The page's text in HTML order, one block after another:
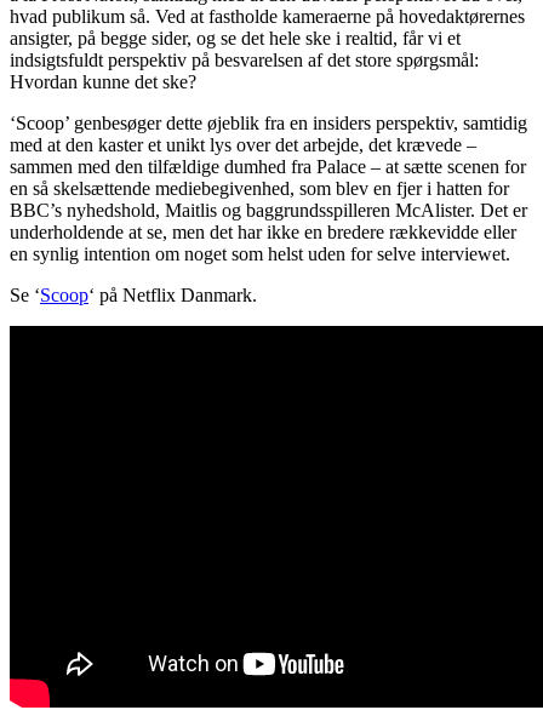
hvad publikum så. Ved at fastholde kameraerne på hovedaktørernes
ansigter, på begge sider, og se det hele ske i realtid, får vi et
indsigtsfuldt perspektiv på besvarelsen af det store spørgsmål:
Hvordan kunne det ske?
‘Scoop’ genbesøger dette øjeblik fra en insiders perspektiv, samtidig
med at den kaster et unikt lys over det arbejde, det krævede –
sammen med den tilfældige dumhed fra Palace – at sætte scenen for
en så skelsættende mediebegivenhed, som blev en fjer i hatten for
BBC’s nyhedshold, Maitlis og baggrundsspilleren McAlister. Det er
underholdende at se, men det har ikke en bredere rækkevidde eller
en synlig intention om noget som helst uden for selve interviewet.
Se ‘Scoop‘ på Netflix Danmark.